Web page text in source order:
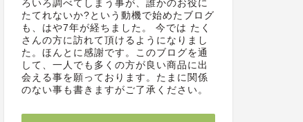
ろいろ調べてしまう事が、誰かのお役に
たてれないか?という動機で始めたブログ
も、はや7年が経ちました。 今では たく
さんの方に訪れて頂けるようになりまし
た。ほんとに感謝です。このブログを通
して、一人でも多くの方が良い商品に出
会える事を願っております。たまに関係
のない事も書きますがご了承ください。